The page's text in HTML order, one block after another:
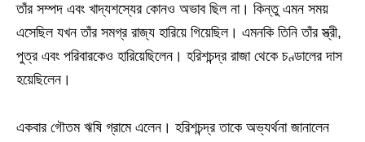
তাঁর সম্পদ এবং খাদ্যশস্যের কোনও অভাব ছিল না। কিন্তু এমন সময়
এসেছিল যখন তাঁর সমগ্র রাজ্য হারিয়ে গিয়েছিল। এমনকি তিনি তাঁর স্ত্রী,
পুত্র এবং পরিবারকেও হারিয়েছিলেন। হরিশচন্দ্র রাজা থেকে চণ্ডালের দাস
হয়েছিলেন।
একবার গৌতম ঋষি গ্রামে এলেন। হরিশচন্দ্র তাকে অভ্যর্থনা জানালেন